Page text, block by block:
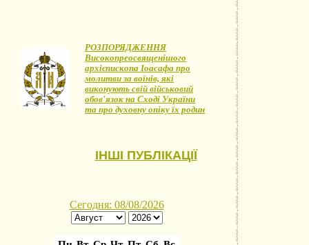
РОЗПОРЯДЖЕННЯ
Високопреосвященішого
архієпископа Іоасафа про
молитви за воїнів, які
виконують свій військовий
обов'язок на Сході України
та про духовну опіку їх родин
ІНШІ ПУБЛІКАЦІЇ